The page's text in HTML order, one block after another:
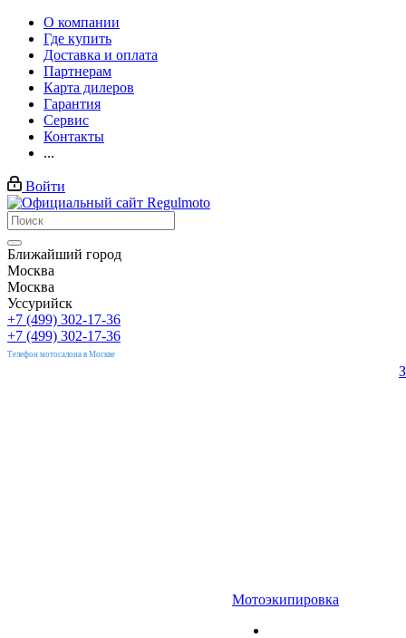
О компании
Где купить
Доставка и оплата
Партнерам
Карта дилеров
Гарантия
Сервис
Контакты
...
Войти
Ближайший город
Москва
Москва
Уссурийск
+7 (499) 302-17-36
+7 (499) 302-17-36
Телефон мотосалона в Москве
Мотоэкипировка